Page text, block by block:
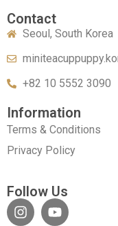
Contact
Seoul, South Korea
+82 10 5552 3090
Information
Terms & Conditions
Privacy Policy
Follow Us